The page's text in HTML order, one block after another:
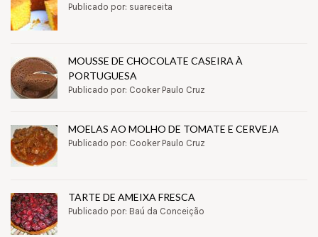
Publicado por: suareceita
MOUSSE DE CHOCOLATE CASEIRA À
PORTUGUESA
Publicado por: Cooker Paulo Cruz
MOELAS AO MOLHO DE TOMATE E CERVEJA
Publicado por: Cooker Paulo Cruz
TARTE DE AMEIXA FRESCA
Publicado por: Baú da Conceição